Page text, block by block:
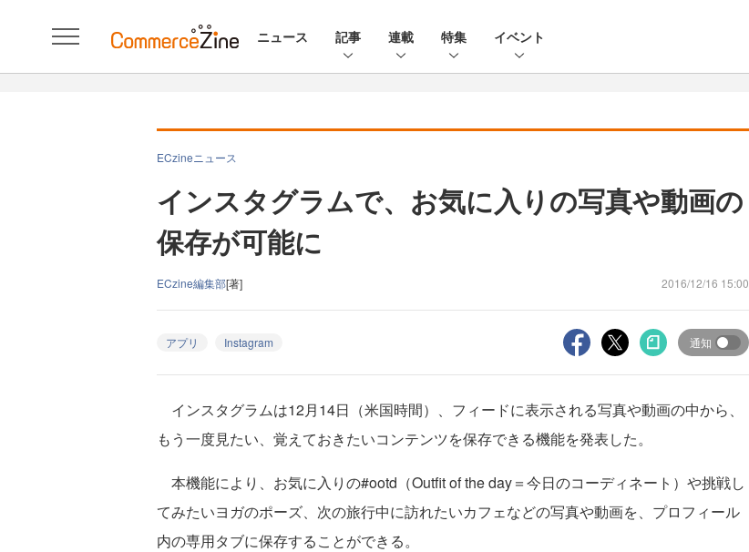
ニュース 記事 連載 特集 イベント
ECzineニュース
インスタグラムで、お気に入りの写真や動画の
保存が可能に
ECzine編集部[著] 2016/12/16 15:00
アプリ Instagram 通知
インスタグラムは12月14日（米国時間）、フィードに表示される写真や動画の中から、
もう一度見たい、覚えておきたいコンテンツを保存できる機能を発表した。
本機能により、お気に入りの#ootd（Outfit of the day＝今日のコーディネート）や挑戦し
てみたいヨガのポーズ、次の旅行中に訪れたいカフェなどの写真や動画を、プロフィール
内の専用タブに保存することができる。